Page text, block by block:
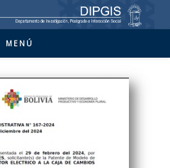
MENÚ